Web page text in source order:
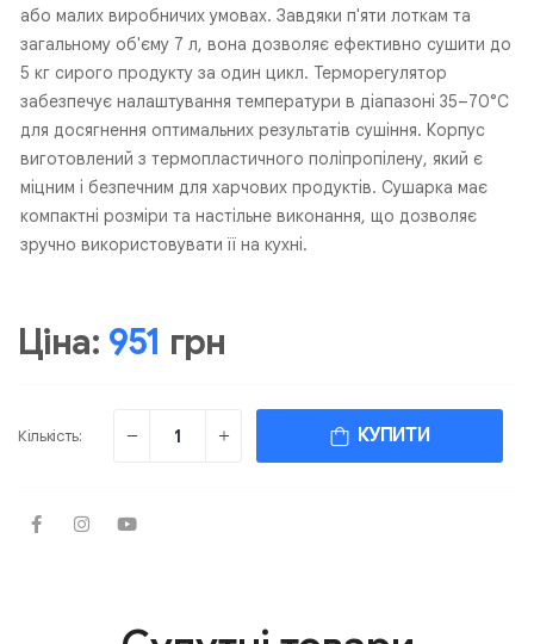
або малих виробничих умовах. Завдяки п'яти лоткам та
загальному об'єму 7 л, вона дозволяє ефективно сушити до
5 кг сирого продукту за один цикл. Терморегулятор
забезпечує налаштування температури в діапазоні 35–70°C
для досягнення оптимальних результатів сушіння. Корпус
виготовлений з термопластичного поліпропілену, який є
міцним і безпечним для харчових продуктів. Сушарка має
компактні розміри та настільне виконання, що дозволяє
зручно використовувати її на кухні.
Ціна: 951 грн
Кількість: КУПИТИ